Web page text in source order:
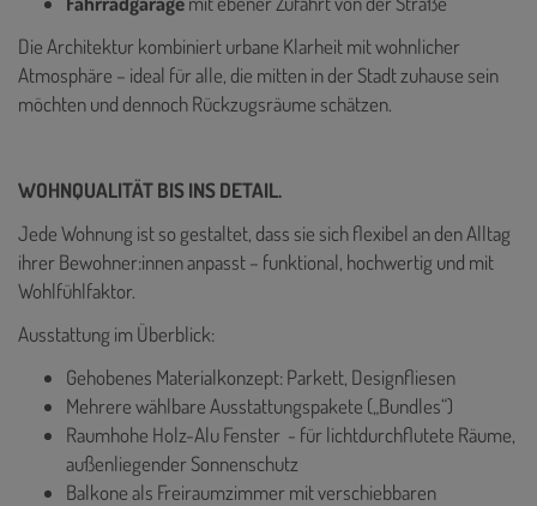
Die Architektur kombiniert urbane Klarheit mit wohnlicher
Atmosphäre – ideal für alle, die mitten in der Stadt zuhause sein
möchten und dennoch Rückzugsräume schätzen.
WOHNQUALITÄT BIS INS DETAIL.
Jede Wohnung ist so gestaltet, dass sie sich flexibel an den Alltag
ihrer Bewohner:innen anpasst – funktional, hochwertig und mit
Wohlfühlfaktor.
Ausstattung im Überblick:
Gehobenes Materialkonzept: Parkett, Designfliesen
Mehrere wählbare Ausstattungspakete („Bundles“)
Raumhohe Holz-Alu Fenster - für lichtdurchflutete Räume,
außenliegender Sonnenschutz
Balkone als Freiraumzimmer mit verschiebbaren